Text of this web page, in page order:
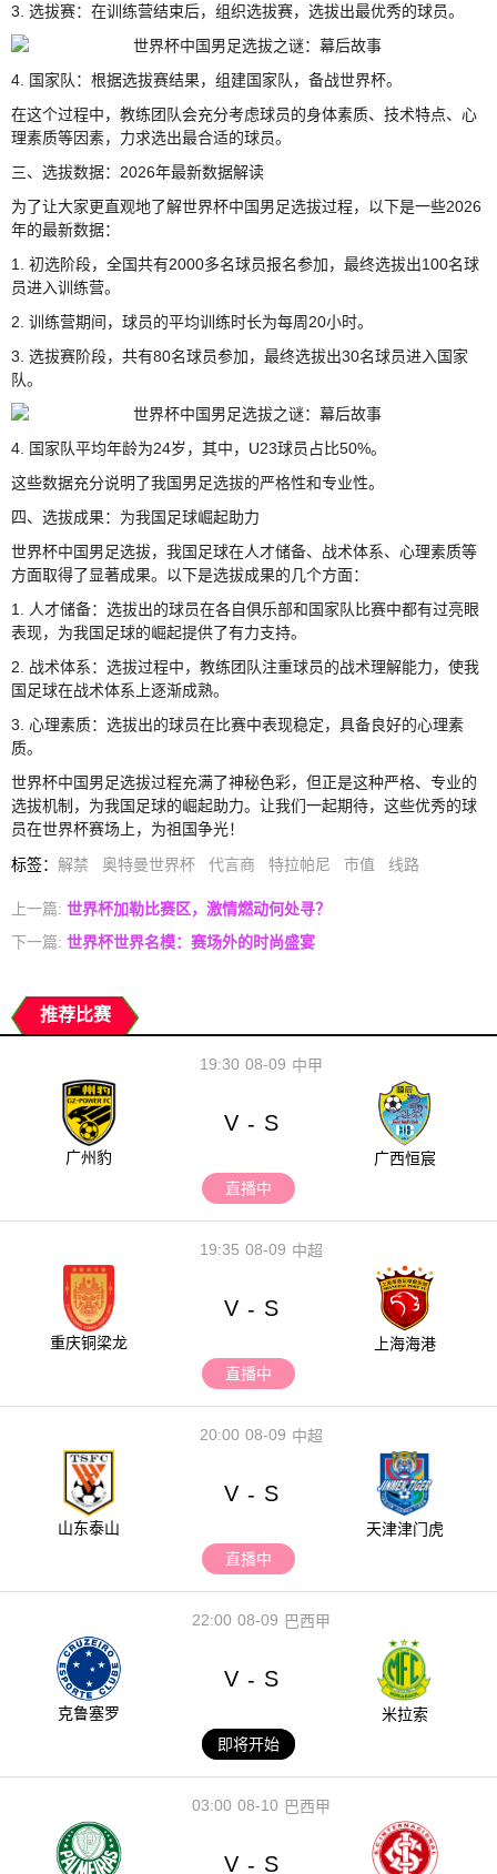
3. 选拔赛：在训练营结束后，组织选拔赛，选拔出最优秀的球员。
4. 国家队：根据选拔赛结果，组建国家队，备战世界杯。
在这个过程中，教练团队会充分考虑球员的身体素质、技术特点、心
理素质等因素，力求选出最合适的球员。
三、选拔数据：2026年最新数据解读
为了让大家更直观地了解世界杯中国男足选拔过程，以下是一些2026
年的最新数据：
1. 初选阶段，全国共有2000多名球员报名参加，最终选拔出100名球
员进入训练营。
2. 训练营期间，球员的平均训练时长为每周20小时。
3. 选拔赛阶段，共有80名球员参加，最终选拔出30名球员进入国家
队。
4. 国家队平均年龄为24岁，其中，U23球员占比50%。
这些数据充分说明了我国男足选拔的严格性和专业性。
四、选拔成果：为我国足球崛起助力
世界杯中国男足选拔，我国足球在人才储备、战术体系、心理素质等
方面取得了显著成果。以下是选拔成果的几个方面：
1. 人才储备：选拔出的球员在各自俱乐部和国家队比赛中都有过亮眼
表现，为我国足球的崛起提供了有力支持。
2. 战术体系：选拔过程中，教练团队注重球员的战术理解能力，使我
国足球在战术体系上逐渐成熟。
3. 心理素质：选拔出的球员在比赛中表现稳定，具备良好的心理素
质。
世界杯中国男足选拔过程充满了神秘色彩，但正是这种严格、专业的
选拔机制，为我国足球的崛起助力。让我们一起期待，这些优秀的球
员在世界杯赛场上，为祖国争光！
标签： 解禁 奥特曼世界杯 代言商 特拉帕尼 市值 线路
上一篇: 世界杯加勒比赛区，激情燃动何处寻？
下一篇: 世界杯世界名模：赛场外的时尚盛宴
推荐比赛
08-09
19:30 中甲
广州豹
V - S
广西恒宸
直播中
08-09
19:35 中超
重庆铜梁龙
V - S
上海海港
直播中
08-09
20:00 中超
山东泰山
V - S
天津津门虎
直播中
08-09
22:00 巴西甲
克鲁塞罗
V - S
米拉索
即将开始
08-10
03:00 巴西甲
V - S